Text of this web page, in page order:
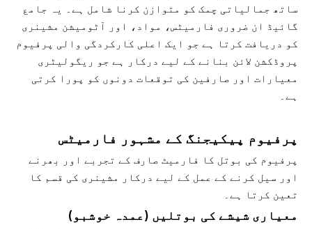
ساتھ جمالیاتی چمک کو متوازن کرنا شامل ہے۔ یہ جامع
گائیڈ ان ضروری فارمیٹس، مواد، اور آٹومیشن مشینری
کو دریافت کرتا ہے جو ایک اعلی کارکردگی والی پرفیوم
پروڈکشن لائن بنانے کے لیے درکار ہے جو ریگولیٹری
معیارات اور صارفین کی توقعات دونوں کو پورا کرتی
ہے۔
پرفیوم پیکیجنگ کے مشہور فارمیٹس
پرفیوم کی بوتل کا فارمیٹ صارف کے تجربے اور بھرنے
اور سیل کرنے کے عمل کے لیے درکار مشینری کی قسم کا
تعین کرتا ہے۔
معیاری شیشے کی بوتلیں (عمدہ خوشبو)